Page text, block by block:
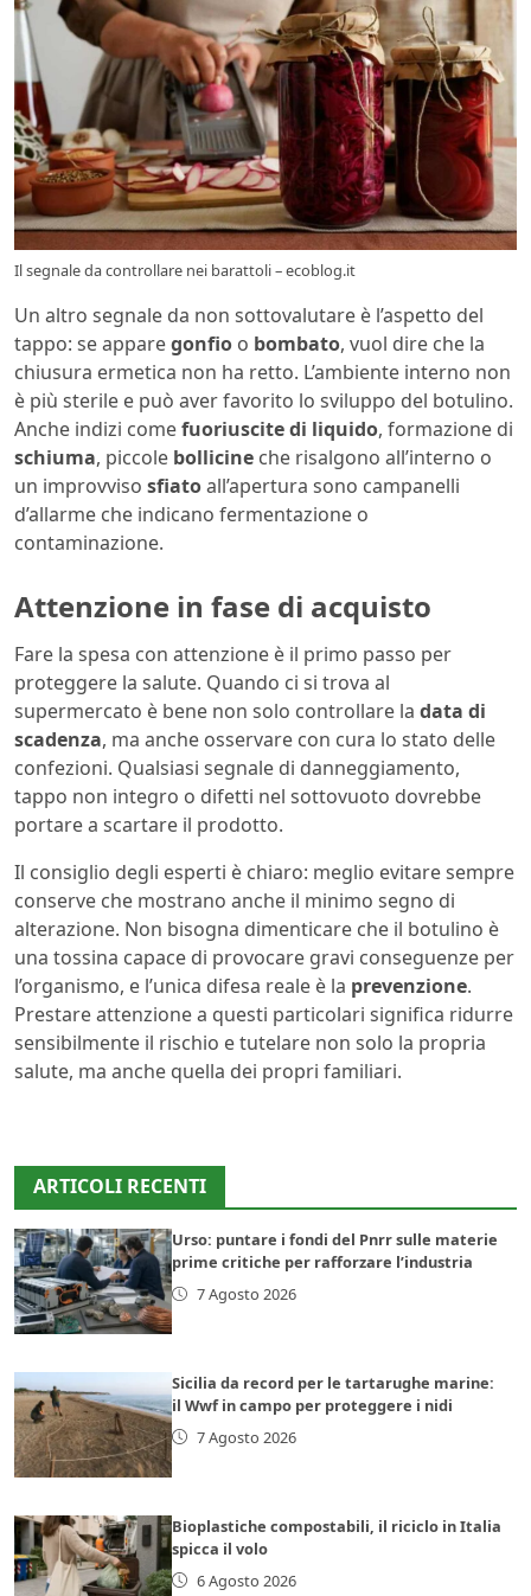
Il segnale da controllare nei barattoli – ecoblog.it
Un altro segnale da non sottovalutare è l’aspetto del
tappo: se apparegonfio o bombato, vuol dire che la
chiusura ermetica non ha retto. L’ambiente interno non
è più sterile e può aver favorito lo sviluppo del botulino.
Anche indizi comefuoriuscite di liquido, formazione di
schiuma, piccole bollicine che risalgono all’interno o
un improvviso sfiatoall’apertura sono campanelli
d’allarme che indicano fermentazione o
contaminazione.
Attenzione in fase di acquisto
Fare la spesa con attenzione è il primo passo per
proteggere la salute. Quando ci si trova al
supermercato è bene non solo controllare la data di
scadenza, ma anche osservare con cura lo stato delle
confezioni. Qualsiasi segnale di danneggiamento,
tappo non integro o difetti nel sottovuoto dovrebbe
portare a scartare il prodotto.
Il consiglio degli esperti è chiaro: meglio evitare sempre
conserve che mostrano anche il minimo segno di
alterazione. Non bisogna dimenticare che il botulino è
una tossina capace di provocare gravi conseguenze per
l’organismo, e l’unica difesa reale è la prevenzione.
Prestare attenzione a questi particolari significa ridurre
sensibilmente il rischio e tutelare non solo la propria
salute, ma anche quella dei propri familiari.
ARTICOLI RECENTI
Urso: puntare i fondi del Pnrr sulle materie
prime critiche per rafforzare l’industria
7 Agosto 2026
Sicilia da record per le tartarughe marine:
il Wwf in campo per proteggere i nidi
7 Agosto 2026
Bioplastiche compostabili, il riciclo in Italia
spicca il volo
6 Agosto 2026